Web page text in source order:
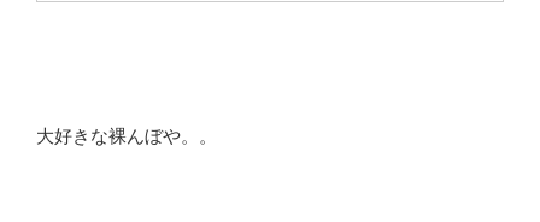
大好きな裸んぼや。。